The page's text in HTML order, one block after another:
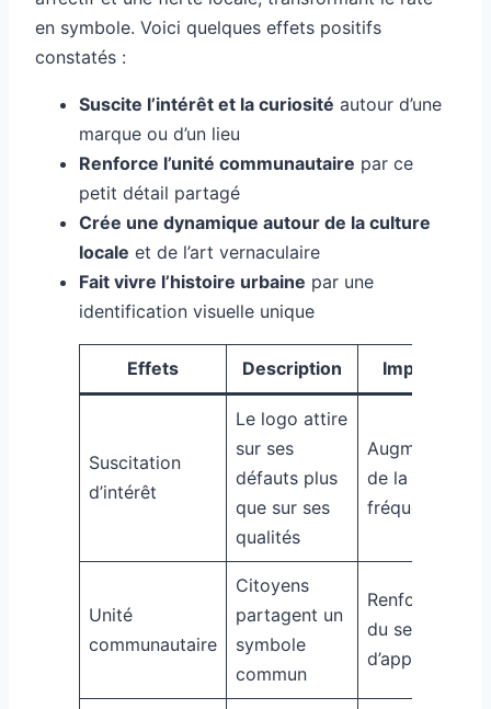
en symbole. Voici quelques effets positifs
constatés :
Suscite l’intérêt et la curiosité autour d’une
marque ou d’un lieu
Renforce l’unité communautaire par ce
petit détail partagé
Crée une dynamique autour de la culture
locale et de l’art vernaculaire
Fait vivre l’histoire urbaine par une
identification visuelle unique
Effets Description Impact local
Suscitation
d’intérêt
Le logo attire
sur ses
défauts plus
que sur ses
qualités
Augmentation
de la
fréquentation
Unité
communautaire
Citoyens
partagent un
symbole
commun
Renforcement
du sentiment